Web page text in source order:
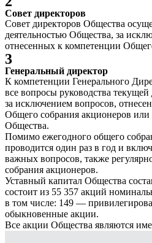
Совет директоров
Совет директоров Общества
деятельностью Общества, за
отнесенных к компетенции
3
Генеральный директор
К компетенции Генерального
все вопросы руководства
за исключением вопросов,
Общего собрания акционеров или
Общества.
Помимо ежегодного общего
проводится один раз в год и
важных вопросов, также
собрания акционеров.
Уставный капитал Общества
состоит из 55 357 акций
в том числе: 149 —
обыкновенные акции.
Все акции Общества являются